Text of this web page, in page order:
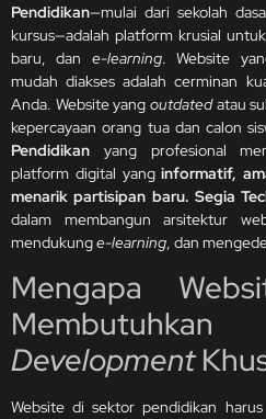
Pendidikan—mulai dari sekolah
kursus—adalah platform krusial
baru, dan e-learning. Website
mudah diakses adalah cerminan
Anda. Website yang outdatedatau
kepercayaan orang tua dan calon
Pendidikan yang profesional
platform digital yanginformatif,
menarik partisipan baru. Segia
dalam membangun arsitektur
mendukunge-learning, dan
Mengapa
Development
Website di sektor pendidikan